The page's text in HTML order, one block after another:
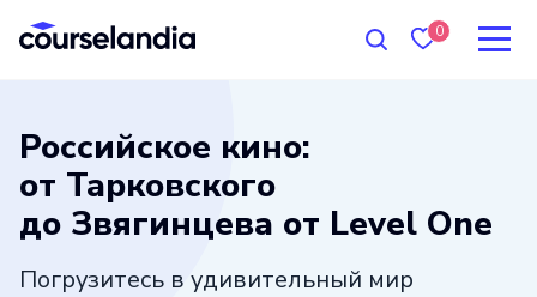
0
Российское кино:
от Тарковского
до Звягинцева от Level One
Погрузитесь в удивительный мир